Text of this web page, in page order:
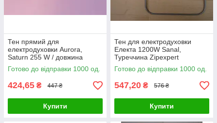
Тен прямий для
електродуховки Aurora,
Saturn 255 W / довжина
L=300мм / 220 V Sanal,
Туреччина Zipexpert
Готово до відправки 1000 од.
424,65 ₴ 447 ₴
Купити
Тен для електродуховки
Електа 1200W Sanal,
Туреччина Zipexpert
Готово до відправки 1000 од.
547,20 ₴ 576 ₴
Купити